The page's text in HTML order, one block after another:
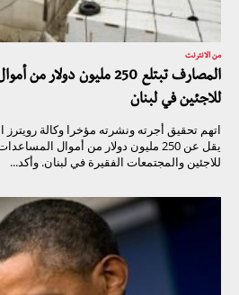
من الانترنت
المصارف تبتلع 250 مليون
للاجئين في لبنان
اتهم تحقيق أجرته ونشرته مؤخرا وكالة رويترز
يقل عن 250 مليون دولار من أموال
للاجئين والمجتمعات الفقيرة في لبنان. وأكد...